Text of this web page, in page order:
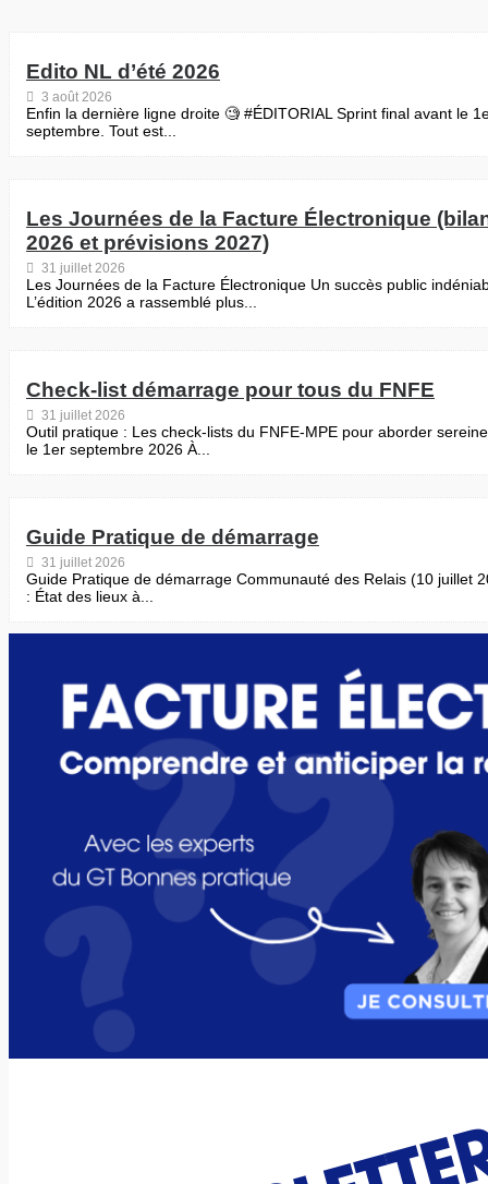
Edito NL d’été 2026
3 août 2026
Enfin la dernière ligne droite 🧐 #ÉDITORIAL Sprint final avant le
septembre. Tout est...
Les Journées de la Facture Électronique
2026 et prévisions 2027)
31 juillet 2026
Les Journées de la Facture Électronique Un succès public
L’édition 2026 a rassemblé plus...
Check-list démarrage pour tous du FNFE
31 juillet 2026
Outil pratique : Les check-lists du FNFE-MPE pour aborder
le 1er septembre 2026 À...
Guide Pratique de démarrage
31 juillet 2026
Guide Pratique de démarrage Communauté des Relais (10 juillet
: État des lieux à...